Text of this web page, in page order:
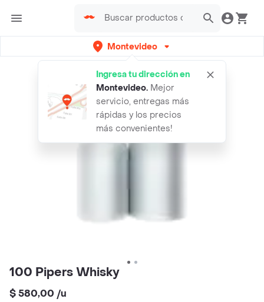
Montevideo
Ingresa tu dirección en
Montevideo. Mejor
servicio, entregas más
rápidas y los precios
más convenientes!
100 Pipers Whisky
$ 580,00 /u